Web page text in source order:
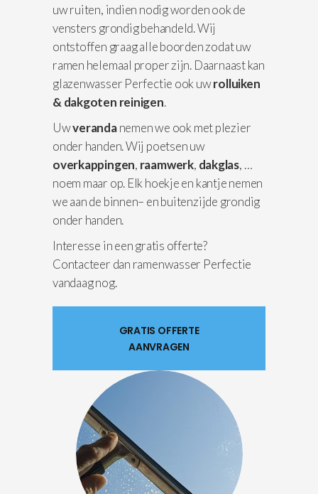
uw ruiten, indien nodig worden ook de
vensters grondig behandeld. Wij
ontstoffen graag alle boorden zodat uw
ramen helemaal proper zijn. Daarnaast kan
glazenwasser Perfectie ook uwrolluiken
& dakgoten reinigen.
Uwverandanemen we ook met plezier
onder handen. Wij poetsen uw
overkappingen, raamwerk, dakglas, …
noem maar op. Elk hoekje en kantje nemen
we aan de binnen– en buitenzijde grondig
onder handen.
Interesse in een gratis offerte?
Contacteer dan ramenwasser Perfectie
vandaag nog.
GRATIS OFFERTE
AANVRAGEN